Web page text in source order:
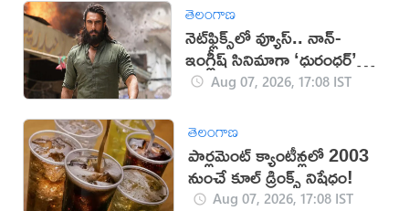
తెలంగాణ
నెట్‌ఫ్లిక్స్‌లో వ్యూస్.. నాన్-
ఇంగ్లీష్ సినిమాగా ‘ధురంధర్’
రికార్డుAug 07, 2026, 17:08 IST
తెలంగాణ
పార్లమెంట్ క్యాంటీన్లలో 2003
నుంచే కూల్ డ్రింక్స్ నిషేధం!
Aug 07, 2026, 17:08 IST